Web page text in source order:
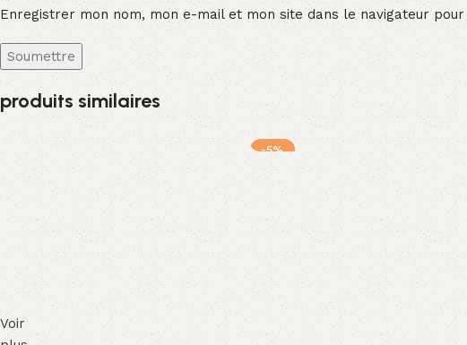
Enregistrer mon nom, mon e-mail et mon site dans le navigateur
produits similaires
-5%
Voir